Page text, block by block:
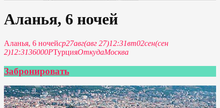
Аланья, 6 ночей
Аланья, 6 ночейср27авг(авг 27)12:31вт02сен(сен
2)12:3136000PТурцияОткудаМосква
Забронировать